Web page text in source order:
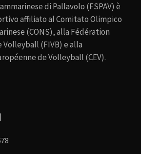
di Pallavolo (FSPAV) è
affiliato al Comitato Olimpico
(CONS), alla Fédération
(FIVB) e alla
de Volleyball (CEV).